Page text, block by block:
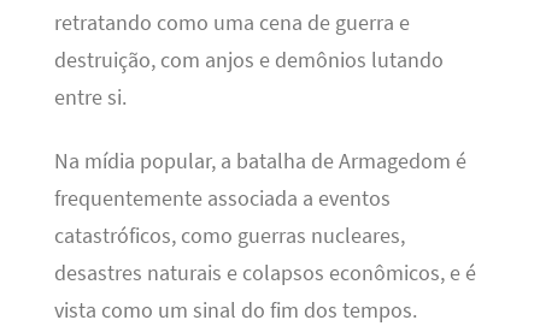
retratando como uma cena de guerra e
destruição, com anjos e demônios lutando
entre si.
Na mídia popular, a batalha de Armagedom é
frequentemente associada a eventos
catastróficos, como guerras nucleares,
desastres naturais e colapsos econômicos, e é
vista como um sinal do fim dos tempos.